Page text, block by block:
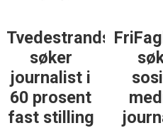
Tvedestrandsposten
søker
journalist i
60 prosent
fast stilling